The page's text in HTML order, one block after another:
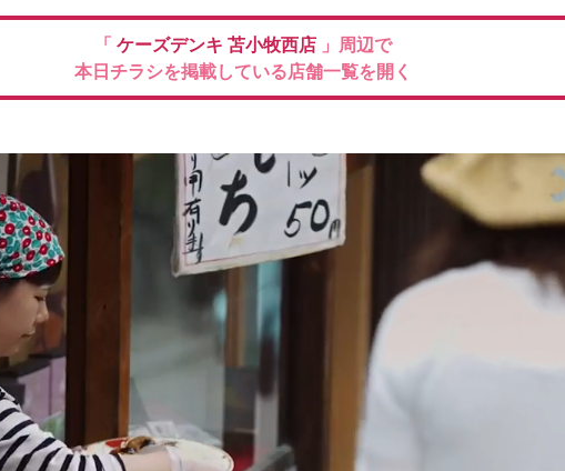
「 ケーズデンキ 苫小牧西店 」周辺で
本日チラシを掲載している店舗一覧を開く